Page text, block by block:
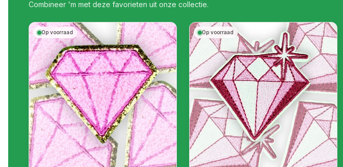
Combineer 'm met deze favorieten uit onze collectie.
Op voorraad Op voorraad